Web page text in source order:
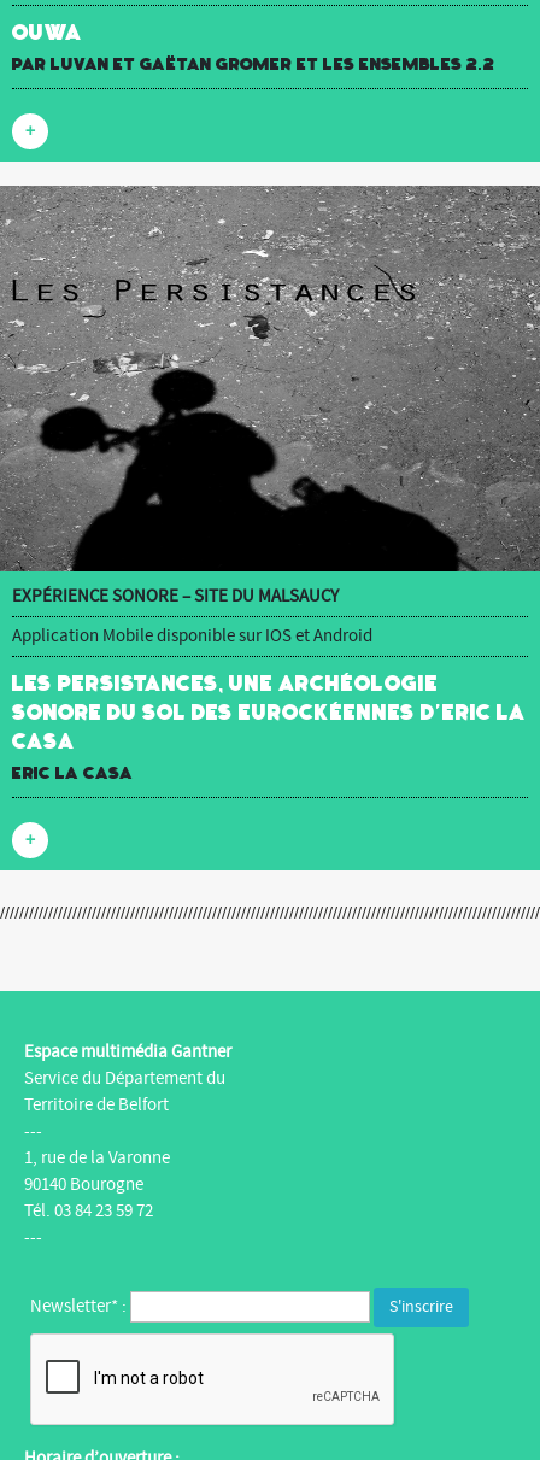
OUWA
par luvan et Gaëtan Gromer et Les Ensembles 2.2
+
EXPÉRIENCE SONORE – SITE DU MALSAUCY
Application Mobile disponible sur IOS et Android
Les Persistances, une archéologie
sonore du sol des Eurockéennes d’Eric La
Casa
Eric La Casa
+
Espace multimédia Gantner
Service du Département du
Territoire de Belfort
---
1, rue de la Varonne
90140 Bourogne
Tél. 03 84 23 59 72
---
Newsletter* :